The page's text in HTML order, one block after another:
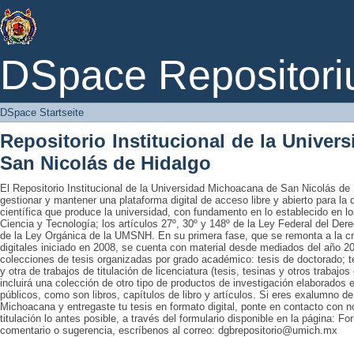
DSpace
DSpace Startseite
DSpace Startseite
Repositorio Institucional de la
San Nicolás de Hidalgo
El Repositorio Institucional de la Universidad Michoacana de San Nicolás
gestionar y mantener una plataforma digital de acceso libre y abierto para la
científica que produce la universidad, con fundamento en lo establecido en
Ciencia y Tecnología; los artículos 27º, 30º y 148º de la Ley Federal del
de la Ley Orgánica de la UMSNH. En su primera fase, que se remonta a la
digitales iniciado en 2008, se cuenta con material desde mediados del año
colecciones de tesis organizadas por grado académico: tesis de doctorado;
y otra de trabajos de titulación de licenciatura (tesis, tesinas y otros
incluirá una colección de otro tipo de productos de investigación elaborados
públicos, como son libros, capítulos de libro y artículos. Si eres exalumno
Michoacana y entregaste tu tesis en formato digital, ponte en contacto con
titulación lo antes posible, a través del formulario disponible en la página:
comentario o sugerencia, escríbenos al correo: dgbrepositorio@umich.mx